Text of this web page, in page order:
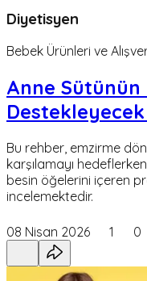
Diyetisyen
Bebek Ürünleri ve
Anne Sütünün
Destekleyecek
Bu rehber, emzirme
karşılamayı
besin öğelerini içeren
incelemektedir.
08 Nisan 2026 1 0